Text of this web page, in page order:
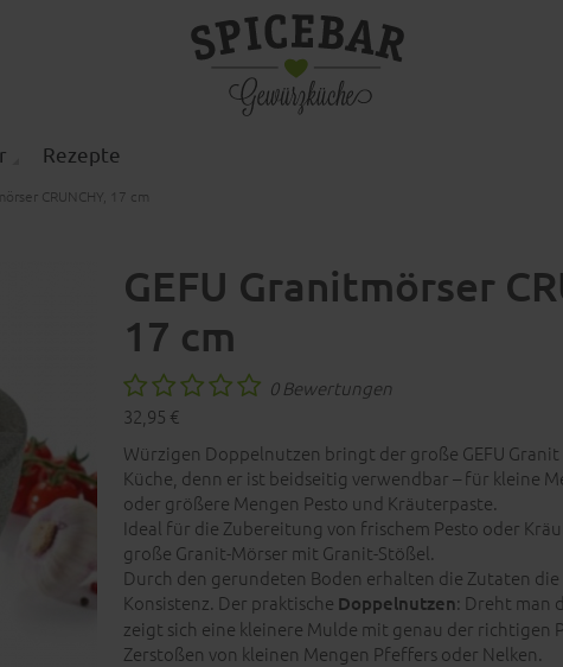
Rezepte
CRUNCHY, 17 cm
GEFU Granitmörser
17 cm
0 Bewertungen
32,95 €
Würzigen Doppelnutzen bringt der große GEFU
Küche, denn er ist beidseitig verwendbar – für kleine
oder größere Mengen Pesto und Kräuterpaste.
Ideal für die Zubereitung von frischem Pesto oder
große Granit-Mörser mit Granit-Stößel.
Durch den gerundeten Boden erhalten die Zutaten
Konsistenz. Der praktische Doppelnutzen: Dreht man
zeigt sich eine kleinere Mulde mit genau der richtigen
Zerstoßen von kleinen Mengen Pfeffers oder Nelken.